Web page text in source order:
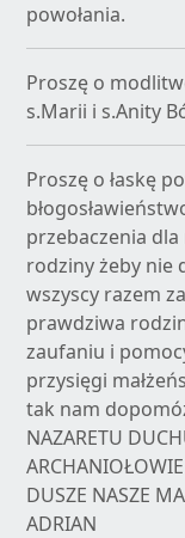
powołania.
Proszę o
s.Marii i s.Anity
Proszę o łaskę
przebaczenia
rodziny żeby nie
wszyscy razem
prawdziwa
zaufaniu i
przysięgi
tak nam
NAZARETU
DUSZE NASZE
ADRIAN